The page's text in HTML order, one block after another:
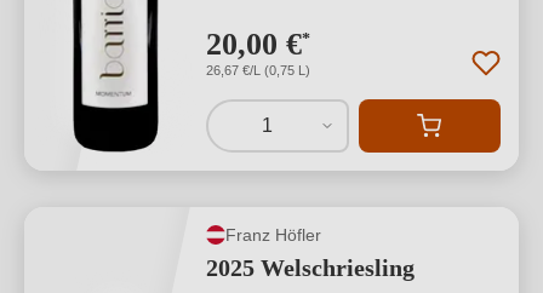
20,00 €*
26,67 €/L (0,75 L)
1
Franz Höfler
2025 Welschriesling